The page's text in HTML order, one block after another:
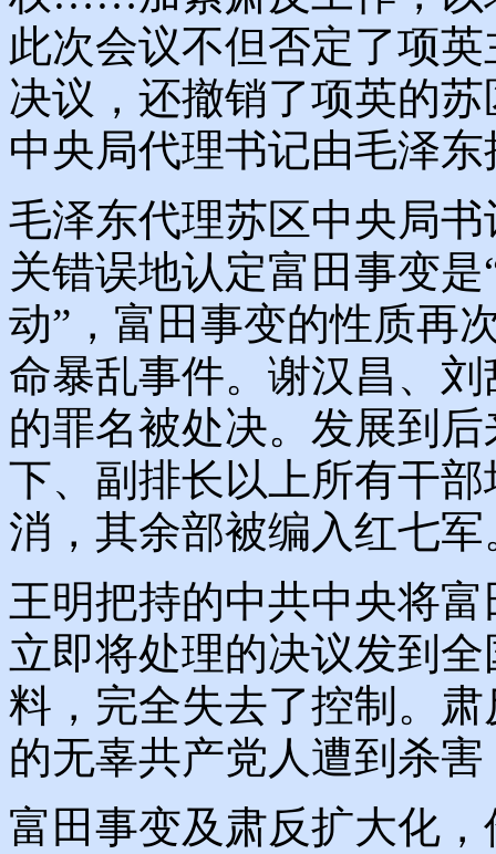
此次会议不但否定了项
决议，还撤销了项英的
中央局代理书记由毛泽东
毛泽东代理苏区中央局
关错误地认定富田事变
动”，富田事变的性质再
命暴乱事件。谢汉昌、
的罪名被处决。发展到
下、副排长以上所有干
消，其余部被编入红七军
王明把持的中共中央将
立即将处理的决议发到
料，完全失去了控制。
的无辜共产党人遭到杀
富田事变及肃反扩大化